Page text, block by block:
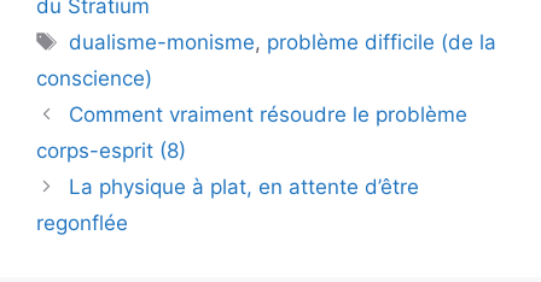
du Stratium
Étiquettes
dualisme-monisme, problème difficile (de la
conscience)
Comment vraiment résoudre le problème
corps-esprit (8)
La physique à plat, en attente d’être
regonflée